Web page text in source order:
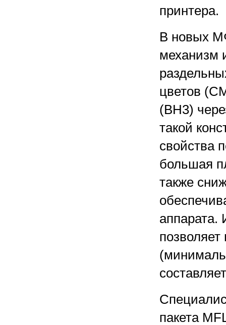
принтера.
В новых
механизм
цветов
(BH3)
такой
свойства
большая
также
аппарата.
позволяет
пакета